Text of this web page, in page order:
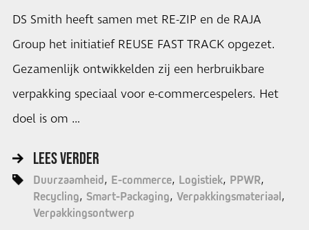
DS Smith heeft samen met RE-ZIP en de RAJA
Group het initiatief REUSE FAST TRACK opgezet.
Gezamenlijk ontwikkelden zij een herbruikbare
verpakking speciaal voor e-commercespelers. Het
doel is om …
LEES VERDER
Duurzaamheid E-commerce Logistiek PPWR
Recycling Smart-Packaging Verpakkingsmateriaal
Verpakkingsontwerp